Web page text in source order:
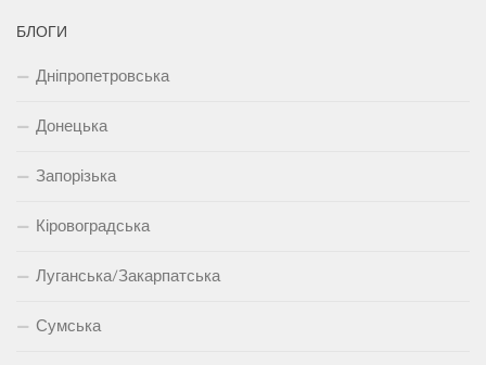
БЛОГИ
Дніпропетровська
Донецька
Запорізька
Кіровоградська
Луганська/Закарпатська
Сумська